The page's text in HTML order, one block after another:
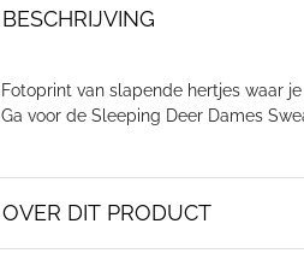
BESCHRIJVING
Fotoprint van slapende hertjes waar
Ga voor de Sleeping Deer Dames
OVER DIT PRODUCT